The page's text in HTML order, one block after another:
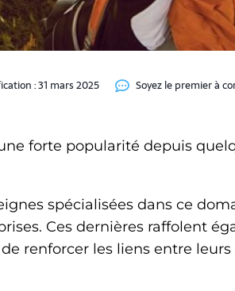
:31 mars 2025 Soyez le premier à
forte popularité depuis
spécialisées dans ce
Ces dernières raffolent
renforcer les liens entre